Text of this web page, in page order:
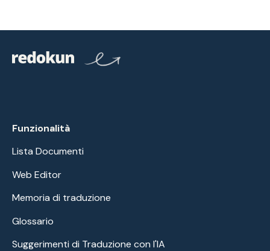
Funzionalità
Lista Documenti
Web Editor
Memoria di traduzione
Glossario
Suggerimenti di Traduzione con l'IA